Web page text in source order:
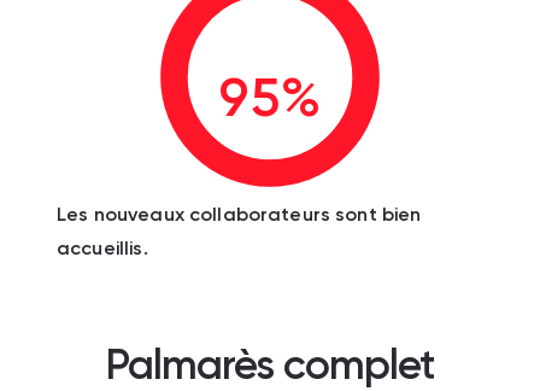
95%
Les nouveaux collaborateurs sont bien
accueillis.
Palmarès complet